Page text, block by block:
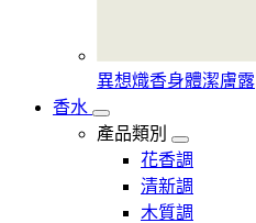
異想熾香身體潔膚露
香水
產品類別
花香調
清新調
木質調